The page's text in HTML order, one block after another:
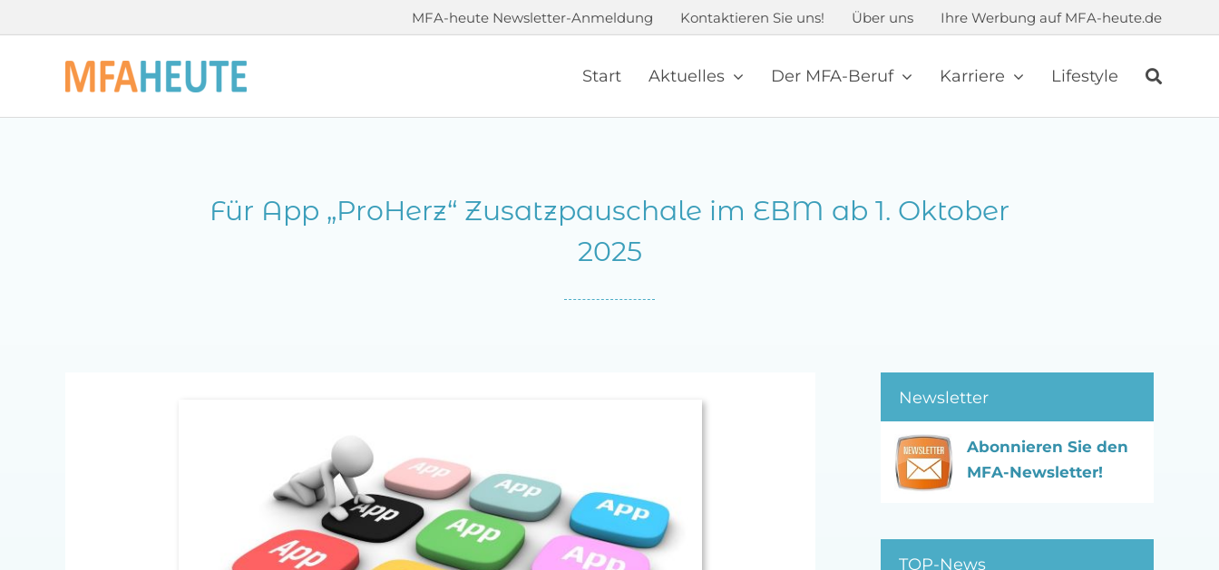
Inhalt
springen
MFA-heute Newsletter-Anmeldung Kontaktieren Sie uns! Über uns Ihre Werbung auf MFA-heute.de
Start Aktuelles Der MFA-Beruf Karriere Lifestyle
Für App „ProHerz“ Zusatzpauschale im EBM ab 1. Oktober
2025
Newsletter
Abonnieren Sie den
MFA-Newsletter!
TOP-News